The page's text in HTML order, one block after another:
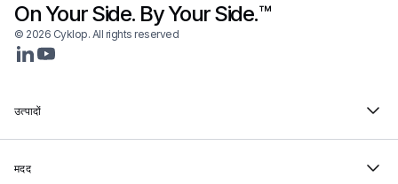
On Your Side. By Your Side.™
© 2026 Cyklop. All rights reserved
उत्पादों
मदद